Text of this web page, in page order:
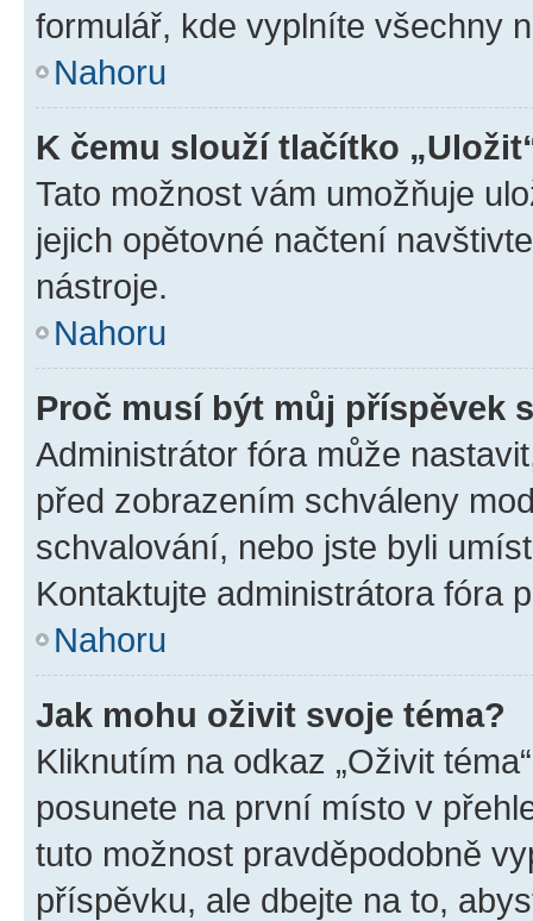
formulář, kde vyplníte všechny
Nahoru
K čemu slouží tlačítko
Tato možnost vám umožňuje
jejich opětovné načtení
nástroje.
Nahoru
Proč musí být můj příspěvek
Administrátor fóra může
před zobrazením schváleny
schvalování, nebo jste byli
Kontaktujte administrátora fóra
Nahoru
Jak mohu oživit svoje téma?
Kliknutím na odkaz „Oživit
posunete na první místo v
tuto možnost pravděpodobně
příspěvku, ale dbejte na to,